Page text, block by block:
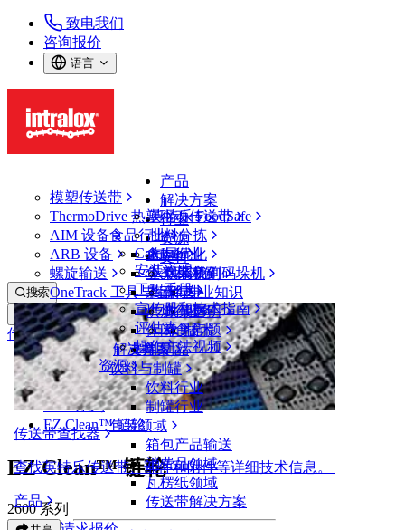
致电我们
咨询报价
语言
产品
模塑传送带
ThermoDrive 热塑驱动传送带
AIM 设备
ARB 设备
螺旋输送
OneTrack 工具与组件
传送带查找器
查找英特乐传送带、部件和附件等详细技术信息。
产品
解决方案
英特乐 FoodSafe
批料分拣
布局优化
从包装机到码垛机
专业知识
服务
技术
解决方案
行业
食品行业
禽肉行业
鱼类和海鲜
果蔬行业
烘焙行业
休闲食品
乳制品
饮料与制罐
饮料行业
制罐行业
包装领域
箱包产品输送
消费品领域
瓦楞纸领域
传送带解决方案
资源
CalcLab
安装说明
工程手册
宣传册和技术指南
评估表
操作方法视频
资源
支持
联系我们
保证
政策声明
常见问题
支持
搜索
打开菜单
传送带查找器
传送带查找器
模塑传送带
2600 系列
EZ Clean™ 链轮
EZ Clean™ 链轮
2600 系列